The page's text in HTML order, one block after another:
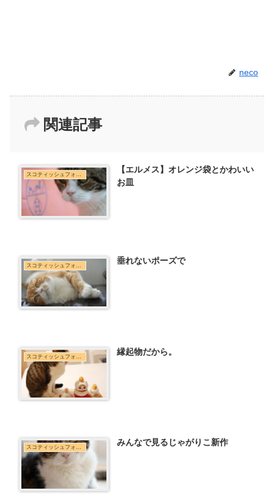
neco
関連記事
スコティッシュフォールド
【エルメス】オレンジ袋とかわいい
お皿
スコティッシュフォールド 垂れないポーズで
縁起物だから。
スコティッシュフォールド みんなで見るじゃがりこ新作